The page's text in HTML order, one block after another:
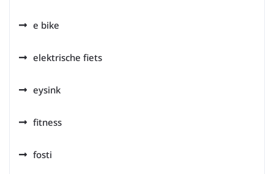
e bike
elektrische fiets
eysink
fitness
fosti